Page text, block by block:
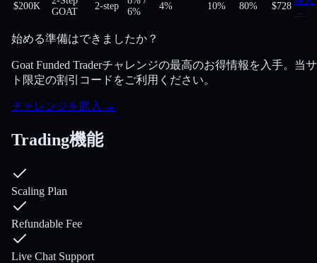
$200K
GOAT
2-step
6%
4% 10% 80% $728
→
始める準備はできましたか？
Goat Funded Traderチャレンジの最高のお得情報を入手。当
ト限定の割引コードをご利用ください。
チャレンジを購入 →
Trading機能
Scaling Plan
Refundable Fee
Live Chat Support